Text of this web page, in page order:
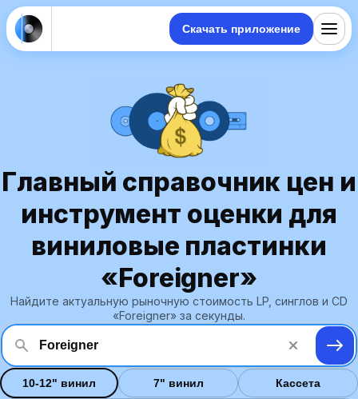
Скачать приложение
Главный справочник цен и
инструмент оценки для
виниловые пластинки
«Foreigner»
Найдите актуальную рыночную стоимость LP, синглов и CD
«Foreigner» за секунды.
10-12" винил 7" винил Кассета